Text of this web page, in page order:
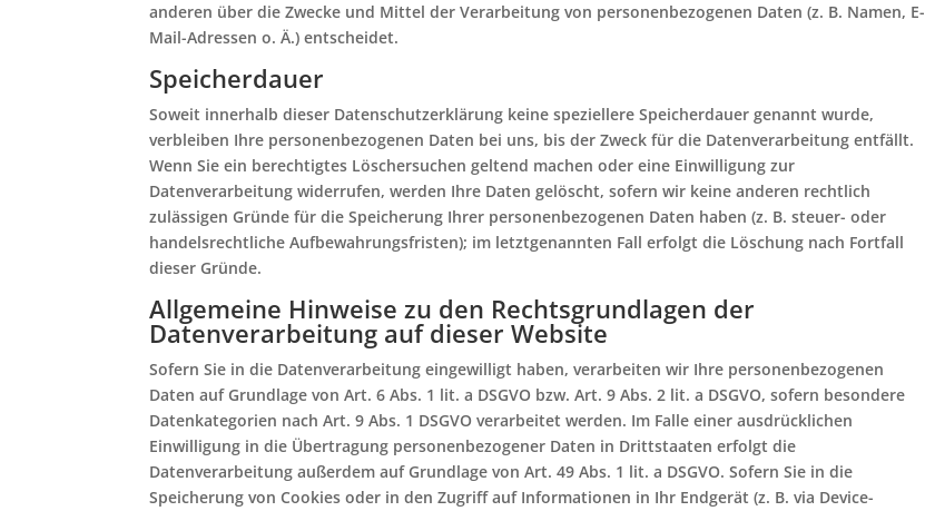
anderen über die Zwecke und Mittel der Verarbeitung von personenbezogenen Daten (z. B. Namen, E-
Mail-Adressen o. Ä.) entscheidet.
Speicherdauer
Soweit innerhalb dieser Datenschutzerklärung keine speziellere Speicherdauer genannt wurde,
verbleiben Ihre personenbezogenen Daten bei uns, bis der Zweck für die Datenverarbeitung entfällt.
Wenn Sie ein berechtigtes Löschersuchen geltend machen oder eine Einwilligung zur
Datenverarbeitung widerrufen, werden Ihre Daten gelöscht, sofern wir keine anderen rechtlich
zulässigen Gründe für die Speicherung Ihrer personenbezogenen Daten haben (z. B. steuer- oder
handelsrechtliche Aufbewahrungsfristen); im letztgenannten Fall erfolgt die Löschung nach Fortfall
dieser Gründe.
Allgemeine Hinweise zu den Rechtsgrundlagen der
Datenverarbeitung auf dieser Website
Sofern Sie in die Datenverarbeitung eingewilligt haben, verarbeiten wir Ihre personenbezogenen
Daten auf Grundlage von Art. 6 Abs. 1 lit. a DSGVO bzw. Art. 9 Abs. 2 lit. a DSGVO, sofern besondere
Datenkategorien nach Art. 9 Abs. 1 DSGVO verarbeitet werden. Im Falle einer ausdrücklichen
Einwilligung in die Übertragung personenbezogener Daten in Drittstaaten erfolgt die
Datenverarbeitung außerdem auf Grundlage von Art. 49 Abs. 1 lit. a DSGVO. Sofern Sie in die
Speicherung von Cookies oder in den Zugriff auf Informationen in Ihr Endgerät (z. B. via Device-